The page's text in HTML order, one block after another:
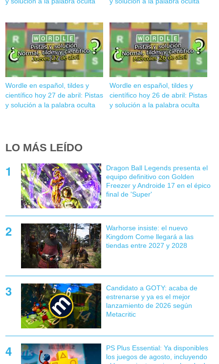
Wordle en español, tildes y
científico hoy 27 de abril: Pistas
y solución a la palabra oculta
Wordle en español, tildes y
científico hoy 26 de abril: Pistas
y solución a la palabra oculta
LO MÁS LEÍDO
Dragon Ball Legends presenta el
equipo definitivo con Golden
Freezer y Androide 17 en el épico
final de 'Super'
Warhorse insiste: el nuevo
Kingdom Come llegará a las
tiendas entre 2027 y 2028
Candidato a GOTY: acaba de
estrenarse y ya es el mejor
lanzamiento de 2026 según
Metacritic
PS Plus Essential: Ya disponibles
los juegos de agosto, incluyendo